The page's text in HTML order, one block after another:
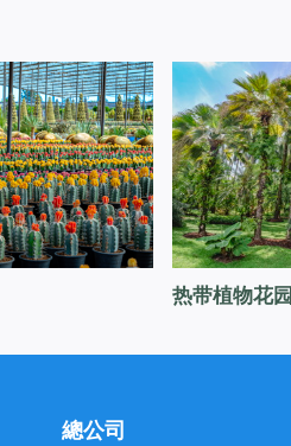
热带植物花园
總公司